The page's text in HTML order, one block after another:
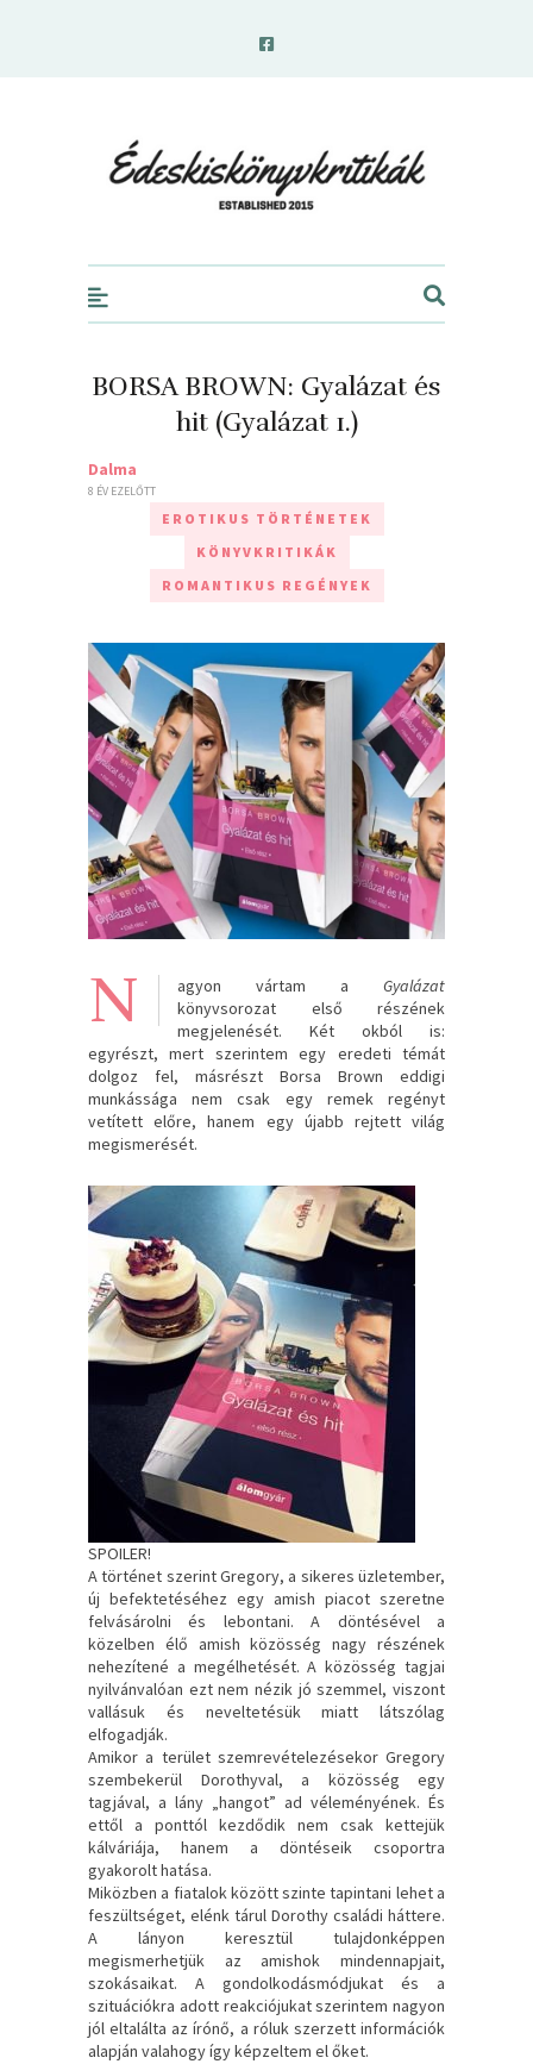
BORSA BROWN: Gyalázat ​és
hit (Gyalázat 1.)
Dalma
8 ÉV EZELŐTT
EROTIKUS TÖRTÉNETEK
KÖNYVKRITIKÁK
ROMANTIKUS REGÉNYEK
N agyon vártam a Gyalázat
könyvsorozat első részének
megjelenését. Két okból is:
egyrészt, mert szerintem egy eredeti témát
dolgoz fel, másrészt Borsa Brown eddigi
munkássága nem csak egy remek regényt
vetített előre, hanem egy újabb rejtett világ
megismerését.
SPOILER!
A történet szerint Gregory, a sikeres üzletember,
új befektetéséhez egy amish piacot szeretne
felvásárolni és lebontani. A döntésével a
közelben élő amish közösség nagy részének
nehezítené a megélhetését. A közösség tagjai
nyilvánvalóan ezt nem nézik jó szemmel, viszont
vallásuk és neveltetésük miatt látszólag
elfogadják.
Amikor a terület szemrevételezésekor Gregory
szembekerül Dorothyval, a közösség egy
tagjával, a lány „hangot” ad véleményének. És
ettől a ponttól kezdődik nem csak kettejük
kálváriája, hanem a döntéseik csoportra
gyakorolt hatása.
Miközben a fiatalok között szinte tapintani lehet a
feszültséget, elénk tárul Dorothy családi háttere.
A lányon keresztül tulajdonképpen
megismerhetjük az amishok mindennapjait,
szokásaikat. A gondolkodásmódjukat és a
szituációkra adott reakciójukat szerintem nagyon
jól eltalálta az írónő, a róluk szerzett információk
alapján valahogy így képzeltem el őket.